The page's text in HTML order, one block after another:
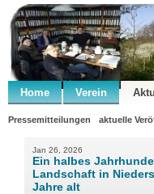
Home Verein
Pressemitteilungen aktuelle
Jan 26, 2026
Ein halbes
Landschaft in
Jahre alt